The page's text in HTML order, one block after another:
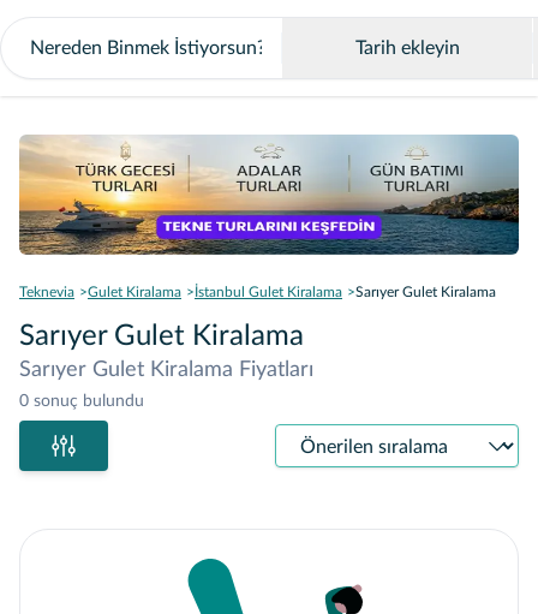
Tarih ekleyin
Teknevia Gulet Kiralama İstanbul Gulet Kiralama Sarıyer Gulet Kiralama
Sarıyer Gulet Kiralama
Sarıyer Gulet Kiralama Fiyatları
0 sonuç bulundu
Sıralama